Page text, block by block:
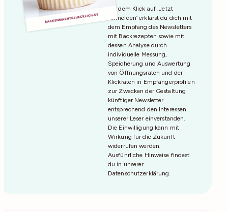
Mit dem Klick auf ‚Jetzt
Anmelden‘ erklärst du dich mit
dem Empfang des Newsletters
mit Backrezepten sowie mit
dessen Analyse durch
individuelle Messung,
Speicherung und Auswertung
von Öffnungsraten und der
Klickraten in Empfängerprofilen
zur Zwecken der Gestaltung
künftiger Newsletter
entsprechend den Interessen
unserer Leser einverstanden.
Die Einwilligung kann mit
Wirkung für die Zukunft
widerrufen werden.
Ausführliche Hinweise findest
du in unserer
Datenschutzerklärung.